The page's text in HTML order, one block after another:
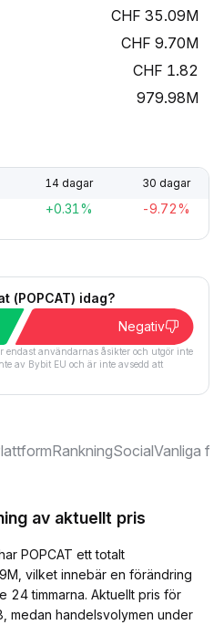
35.09M
9.70M
1.82
979.98M
14 dagar 30 dagar
+0.31% -9.72%
(POPCAT) idag?
Negativ
endast användarnas åsikter och utgör inte
av Bybit EU och är inte avsedd att
RankningSocialVanliga
av aktuellt pris
POPCAT ett totalt
vilket innebär en förändring
24 timmarna. Aktuellt pris för
medan handelsvolymen under